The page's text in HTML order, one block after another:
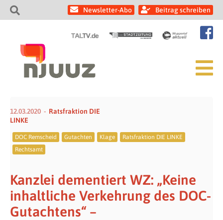
Newsletter-Abo Beitrag schreiben
12.03.2020
Ratsfraktion DIE
LINKE
DOC Remscheid Gutachten Klage
Ratsfraktion DIE LINKE
Rechtsamt
Kanzlei dementiert WZ: „Keine
inhaltliche Verkehrung des DOC-
Gutachtens“ –